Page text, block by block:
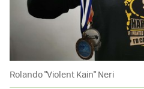
Rolando "Violent Kain" Neri